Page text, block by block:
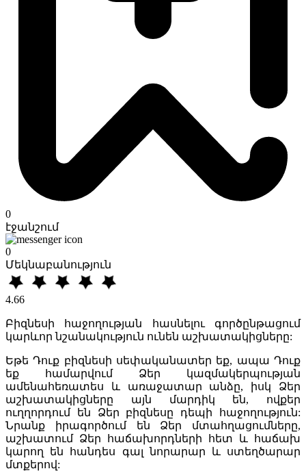
0
էջանշում
0
Մեկնաբանություն
4.66
Բիզնեսի հաջողության հասնելու գործընթացում
կարևոր նշանակություն ունեն աշխատակիցները:
Եթե Դուք բիզնեսի սեփականատեր եք, ապա Դուք
եք համարվում Ձեր կազմակերպության
ամենահեռատես և առաջատար անձը, իսկ Ձեր
աշխատակիցները այն մարդիկ են, ովքեր
ուղղորդում են Ձեր բիզնեսը դեպի հաջողություն:
Նրանք իրագործում են Ձեր մտահղացումները,
աշխատում Ձեր հաճախորդների հետ և հաճախ
կարող են հանդես գալ նորարար և ստեղծարար
մտքերով: